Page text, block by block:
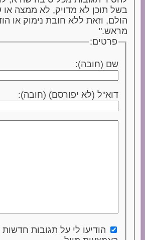
בשל תוכן לא מדויק, לא ממצה או
הולם, וזאת ללא חובת נימוק או
מראש."
פרטים:
שם (חובה):
דוא"ל (לא יפורסם) (חובה):
הודיעו לי על תגובות חדשות